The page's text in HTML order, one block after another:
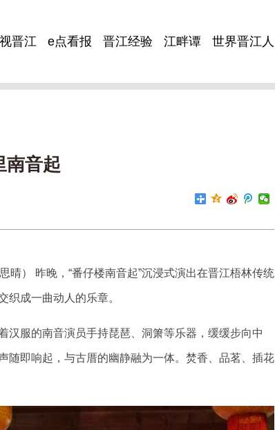
晋江 e点看报 晋江经验 江畔谭 世界晋江人
南音起
晴） 昨晚，“番仔楼南音起”沉浸式演出在晋江梧林传统
织成一曲动人的乐章。
汉服的南音演员手持琵琶、洞箫等乐器，缓缓步向中
随即响起，与古厝的幽静融为一体。焚香、品茗、插花